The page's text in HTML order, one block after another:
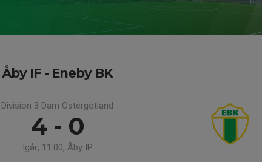
Åby IF - Eneby BK
Division 3 Dam Östergötland
4 - 0
Igår, 11:00, Åby IP